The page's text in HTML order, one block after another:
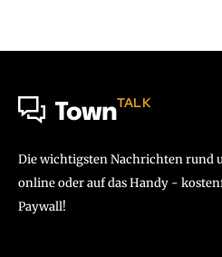
TownTALK
Die wichtigsten Nachrichten rund
online oder auf das Handy -
Paywall!